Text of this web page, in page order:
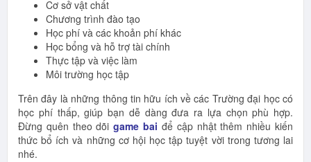
Cơ sở vật chất
Chương trình đào tạo
Học phí và các khoản phí khác
Học bổng và hỗ trợ tài chính
Thực tập và việc làm
Môi trường học tập
Trên đây là những thông tin hữu ích về các Trường đại học có
học phí thấp, giúp bạn dễ dàng đưa ra lựa chọn phù hợp.
Đừng quên theo dõigame bai để cập nhật thêm nhiều kiến
thức bổ ích và những cơ hội học tập tuyệt vời trong tương lai
nhé.